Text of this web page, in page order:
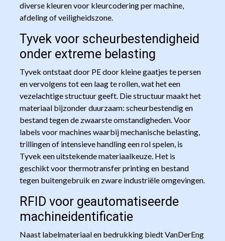
diverse kleuren voor kleurcodering per machine,
afdeling of veiligheidszone.
Tyvek voor scheurbestendigheid
onder extreme belasting
Tyvek ontstaat door PE door kleine gaatjes te persen
en vervolgens tot een laag te rollen, wat het een
vezelachtige structuur geeft. Die structuur maakt het
materiaal bijzonder duurzaam: scheurbestendig en
bestand tegen de zwaarste omstandigheden. Voor
labels voor machines waarbij mechanische belasting,
trillingen of intensieve handling een rol spelen, is
Tyvek een uitstekende materiaalkeuze. Het is
geschikt voor thermotransfer printing en bestand
tegen buitengebruik en zware industriële omgevingen.
RFID voor geautomatiseerde
machineidentificatie
Naast labelmateriaal en bedrukking biedt VanDerEng